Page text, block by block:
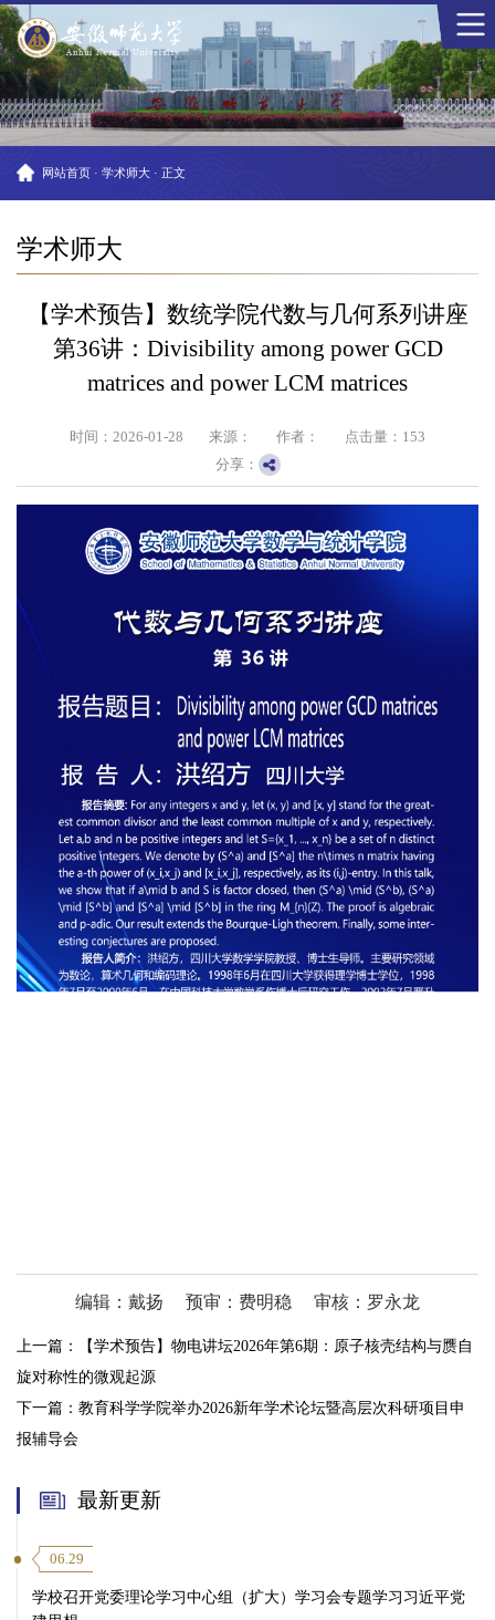
网站首页 · 学术师大 · 正文
学术师大
【学术预告】数统学院代数与几何系列讲座
第36讲：Divisibility among power GCD
matrices and power LCM matrices
时间：2026-01-28 来源： 作者： 点击量： 153
分享：
编辑：戴扬 预审：费明稳 审核：罗永龙
上一篇：
【学术预告】物电讲坛2026年第6期：原子核壳结构与赝自
旋对称性的微观起源
下一篇： 教育科学学院举办2026新年学术论坛暨高层次科研项目申
报辅导会
最新更新
06.29
学校召开党委理论学习中心组（扩大）学习会专题学习习近平党